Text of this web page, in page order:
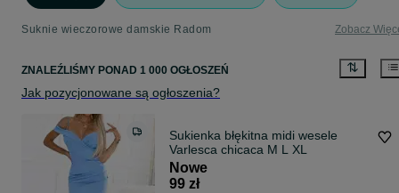
Suknie wieczorowe damskie Radom Zobacz
ZNALEŹLIŚMY PONAD 1 000 OGŁOSZEŃ
Jak pozycjonowane są ogłoszenia?
Sukienka błękitna midi wesele
Varlesca chicaca M L XL
Nowe
99 zł